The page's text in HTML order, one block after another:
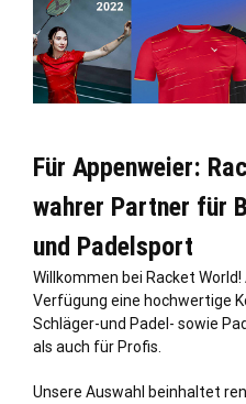
Für Appenweier:
wahrer Partner für
und Padelsport
Willkommen bei Racket
Verfügung eine hochwertige
Schläger-und Padel- sowie
als auch für Profis.
Unsere Auswahl beinhaltet